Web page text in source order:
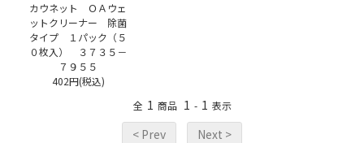
カウネット ＯＡウェ
ットクリーナー 除菌
タイプ １パック（５
０枚入） ３７３５－
７９５５
402円(税込)
全 1 商品 1 - 1 表示
< Prev Next >